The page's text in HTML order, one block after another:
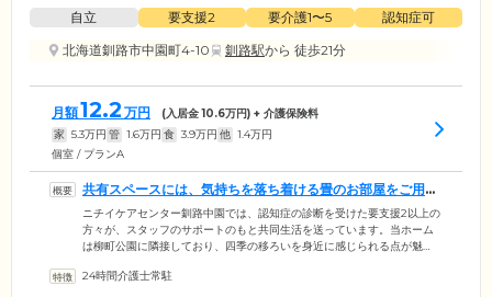
自立 要支援2 要介護1〜5
認知症可
北海道釧路市中園町4-10
釧路駅から 徒歩21分
月額12.2 万円 (入居金10.6万円) + 介護保険料
家 5.3万円 管 1.6万円 食 3.9万円 他 1.4万円
個室 / プランA
共有スペースには、気持ちを落ち着ける畳のお部屋をご用意
しています
ニチイケアセンター釧路中園では、認知症の診断を受けた要支援2以上の
方々が、スタッフのサポートのもと共同生活を送っています。当ホーム
は柳町公園に隣接しており、四季の移ろいを身近に感じられる点が魅
ました。共有スペースであるリビングでは、ご入居者様同士でのおしゃ
24時間介護士常駐